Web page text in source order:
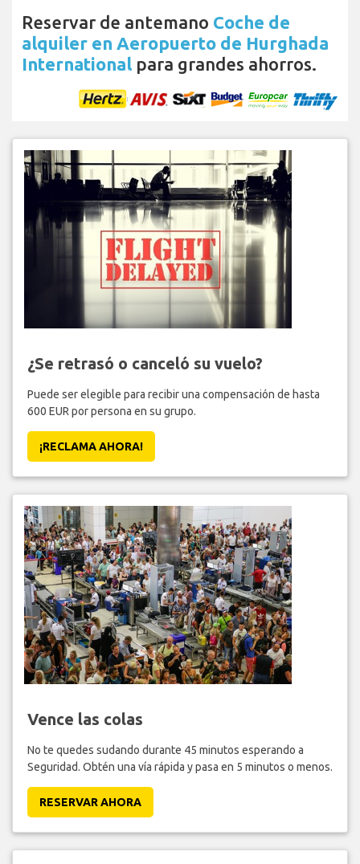
Reservar de antemano Coche de
alquiler en Aeropuerto de Hurghada
International para grandes ahorros.
¿Se retrasó o canceló su vuelo?
Puede ser elegible para recibir una compensación de hasta
600 EUR por persona en su grupo.
¡RECLAMA AHORA!
Vence las colas
No te quedes sudando durante 45 minutos esperando a
Seguridad. Obtén una vía rápida y pasa en 5 minutos o menos.
RESERVAR AHORA